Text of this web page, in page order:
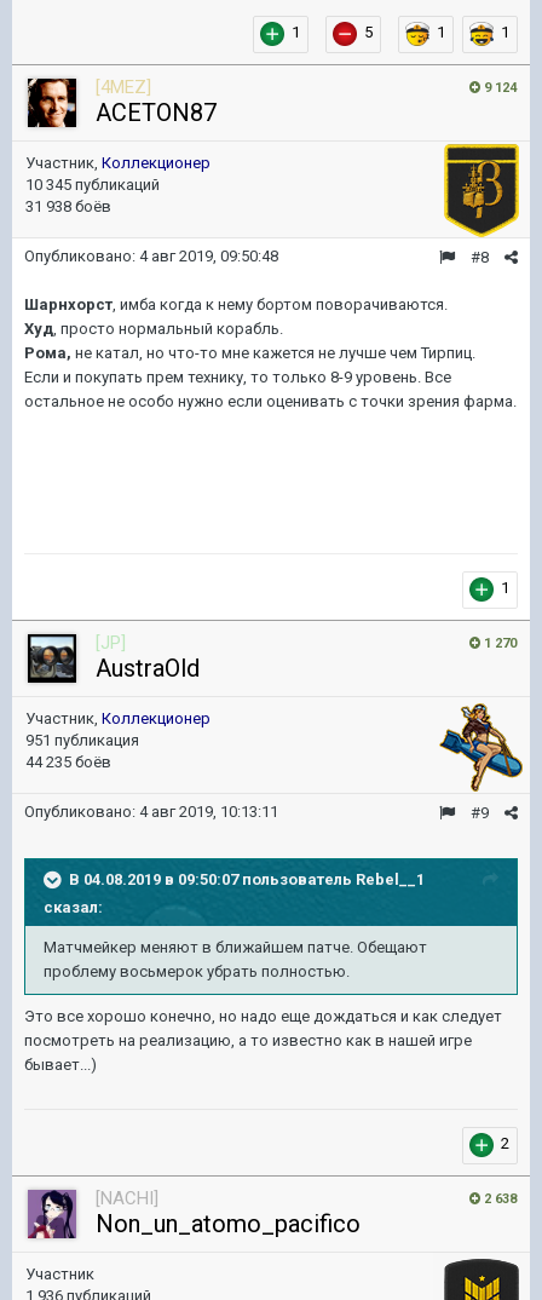
1 5 1 1
9 124
[4MEZ]
ACETON87
Участник, Коллекционер
10 345 публикаций
31 938 боёв
#8
Опубликовано: 4 авг 2019, 09:50:48
Шарнхорст, имба когда к нему бортом поворачиваются.
Худ, просто нормальный корабль.
Рома, не катал, но что-то мне кажется не лучше чем Тирпиц.
Если и покупать прем технику, то только 8-9 уровень. Все
остальное не особо нужно если оценивать с точки зрения фарма.
1
1 270
[JP]
AustraOld
Участник, Коллекционер
951 публикация
44 235 боёв
#9
Опубликовано: 4 авг 2019, 10:13:11
В 04.08.2019 в 09:50:07 пользователь Rebel__1
сказал:
Матчмейкер меняют в ближайшем патче. Обещают
проблему восьмерок убрать полностью.
Это все хорошо конечно, но надо еще дождаться и как следует
посмотреть на реализацию, а то известно как в нашей игре
бывает...)
2
2 638
[NACHI]
Non_un_atomo_pacifico
Участник
1 936 публикаций